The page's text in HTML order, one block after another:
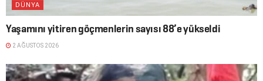
DÜNYA
Yaşamını yitiren göçmenlerin sayısı 88’e yükseldi
2 AĞUSTOS 2026